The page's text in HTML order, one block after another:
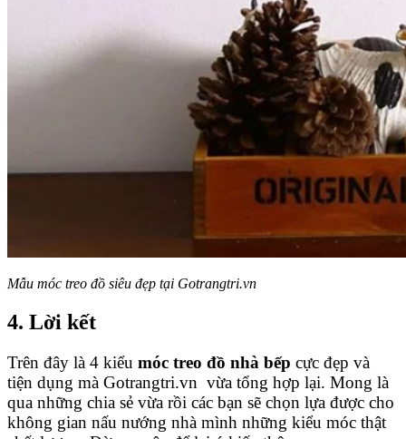
Mẫu móc treo đồ siêu đẹp tại Gotrangtri.vn
4. Lời kết
Trên đây là 4 kiểu móc treo đồ nhà bếp cực đẹp và
tiện dụng mà Gotrangtri.vn vừa tổng hợp lại. Mong là
qua những chia sẻ vừa rồi các bạn sẽ chọn lựa được cho
không gian nấu nướng nhà mình những kiểu móc thật